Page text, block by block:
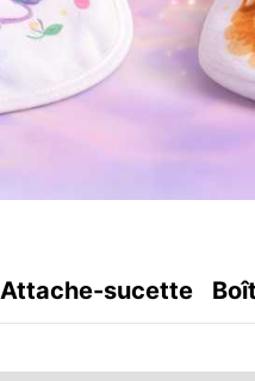
Attache-sucette